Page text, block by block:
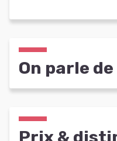
On parle
Prix &